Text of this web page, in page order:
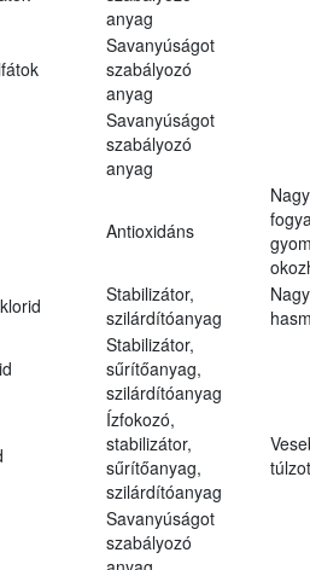
anyag
Savanyúságot
szabályozó
anyag
Savanyúságot
szabályozó
anyag
Antioxidáns
Stabilizátor,
szilárdítóanyag
Stabilizátor,
sűrítőanyag,
szilárdítóanyag
Ízfokozó,
stabilizátor,
sűrítőanyag,
szilárdítóanyag
Savanyúságot
szabályozó